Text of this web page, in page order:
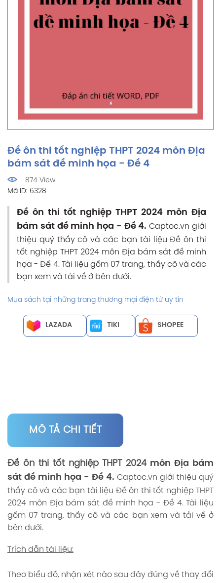
Đề ôn thi tốt nghiệp THPT 2024 môn Địa
bám sát đề minh họa - Đề 4
874 View
Mã ID: 6328
Đề ôn thi tốt nghiệp THPT 2024 môn Địa
bám sát đề minh họa - Đề 4.Captoc.vn giới
thiệu quý thầy cô và các bạn tài liệu Đề ôn thi
tốt nghiệp THPT 2024 môn Địa bám sát đề minh
họa - Đề 4. Tài liệu gồm 07 trang, thầy cô và các
bạn xem và tải về ở bên dưới.
Mua sách tại những trang thương mại điện tử uy tín
LAZADA TIKI SHOPEE
MÔ TẢ CHI TIẾT
Đề ôn thi tốt nghiệp THPT 2024môn Địa bám
sát đề minh họa - Đề 4. Captoc.vn giới thiệu quý
thầy cô và các bạn tài liệu Đề ôn thi tốt nghiệp THPT
2024 môn Địa bám sát đề minh họa - Đề 4. Tài liệu
gồm 07 trang, thầy cô và các bạn xem và tải về ở
bên dưới.
Trích dẫn tài liệu:
Theo biểu đồ, nhận xét nào sau đây đúng về thay đổi